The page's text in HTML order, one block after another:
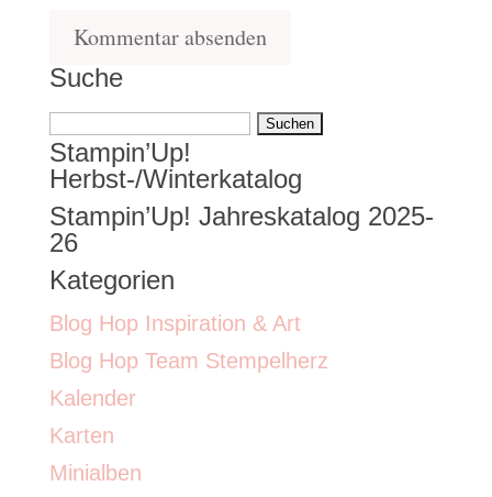
Suche
Suchen
nach:
Stampin’Up!
Herbst-/Winterkatalog
Stampin’Up! Jahreskatalog 2025-
26
Kategorien
Blog Hop Inspiration & Art
Blog Hop Team Stempelherz
Kalender
Karten
Minialben